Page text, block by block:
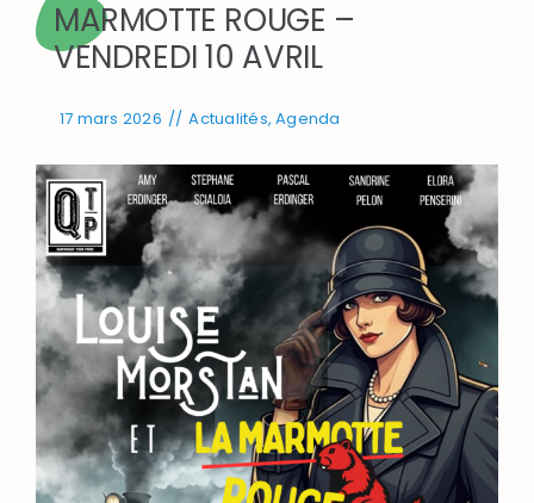
MARMOTTE ROUGE –
VENDREDI 10 AVRIL
17 mars 2026 // Actualités,Agenda